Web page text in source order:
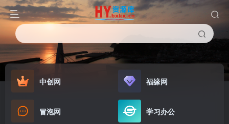
中创网 福缘网
冒泡网 学习办公